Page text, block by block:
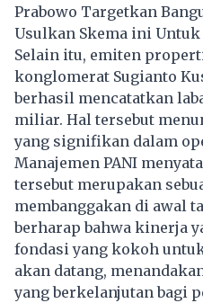
Prabowo Targetkan
Usulkan Skema ini Untuk
Selain itu, emiten
konglomerat Sugianto
berhasil mencatatkan
miliar. Hal tersebut
yang signifikan dalam
Manajemen PANI
tersebut merupakan
membanggakan di awal
berharap bahwa kinerja
fondasi yang kokoh
akan datang,
yang berkelanjutan bagi